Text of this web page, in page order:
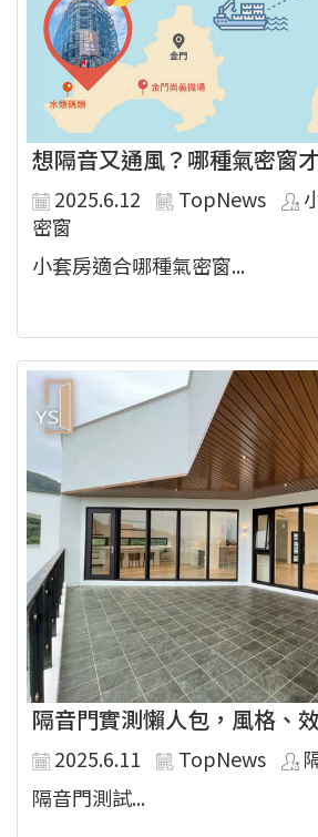
想隔音又通風？哪種氣密窗
2025.6.12 TopNews
密窗
小套房適合哪種氣密窗...
隔音門實測懶人包，風格、
2025.6.11 TopNews
隔音門測試...